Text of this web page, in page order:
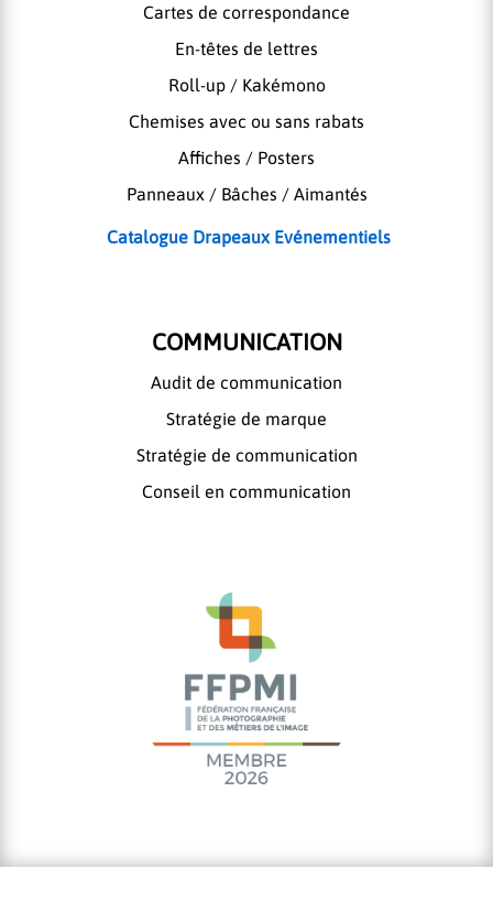
Cartes de correspondance
En-têtes de lettres
Roll-up / Kakémono
Chemises avec ou sans rabats
Affiches / Posters
Panneaux / Bâches / Aimantés
Catalogue Drapeaux Evénementiels
COMMUNICATION
Audit de communication
Stratégie de marque
Stratégie de communication
Conseil en communication